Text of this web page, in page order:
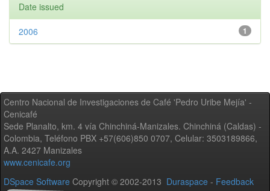
Date issued
1
2006
Centro Nacional de Investigaciones de Café 'Pedro Uribe Mejía' -
Cenicafé
Sede Planalto, km. 4 vía Chinchiná-Manizales. Chinchiná (Caldas) -
Colombia, Teléfono PBX +57(606)850 0707, Celular: 3503189866,
A.A. 2427 Manizales
www.cenicafe.org
DSpace Software Copyright © 2002-2013 Duraspace - Feedback